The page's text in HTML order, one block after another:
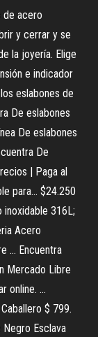
de acero
y cerrar y se
la joyería. Elige
e indicador
eslabones de
De eslabones
De eslabones
De
| Paga al
para... $24.250
inoxidable 316L;
Acero
... Encuentra
Mercado Libre
online. ...
$ 799.
Esclava